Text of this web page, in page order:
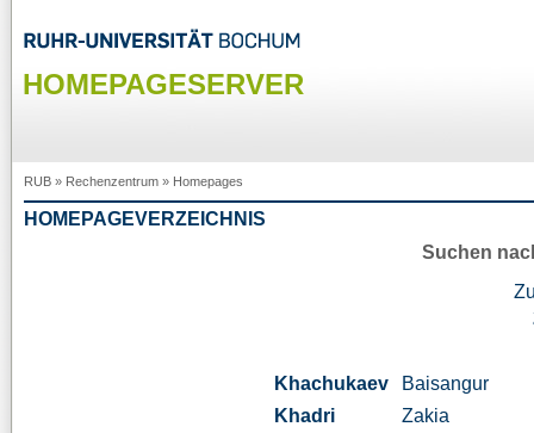
HOMEPAGESERVER
RUB » Rechenzentrum » Homepages
HOMEPAGEVERZEICHNIS
Suchen
Khachukaev
Baisangur
Khadri
Zakia